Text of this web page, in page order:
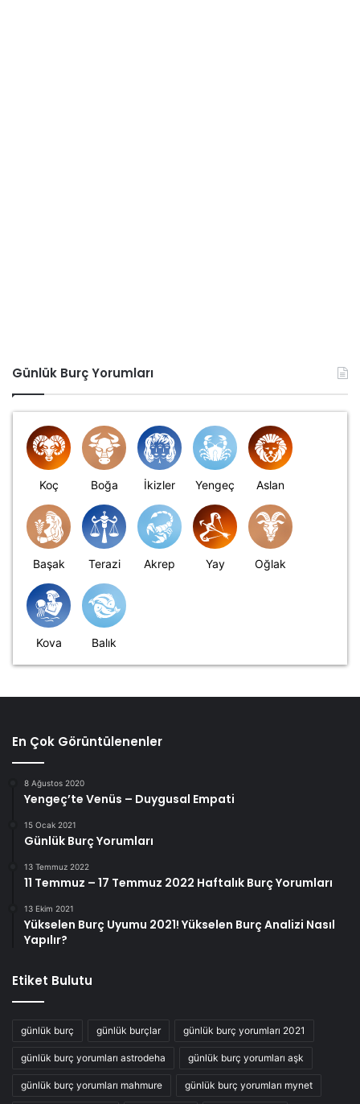
Günlük Burç Yorumları
Koç Boğa İkizler Yengeç Aslan
Başak Terazi Akrep Yay Oğlak
Kova Balık
En Çok Görüntülenenler
8 Ağustos 2020
Yengeç’te Venüs – Duygusal Empati
15 Ocak 2021
Günlük Burç Yorumları
13 Temmuz 2022
11 Temmuz – 17 Temmuz 2022 Haftalık Burç Yorumları
13 Ekim 2021
Yükselen Burç Uyumu 2021! Yükselen Burç Analizi Nasıl
Yapılır?
Etiket Bulutu
günlük burç günlük burçlar günlük burç yorumları 2021
günlük burç yorumları astrodeha günlük burç yorumları aşk
günlük burç yorumları mahmure günlük burç yorumları mynet